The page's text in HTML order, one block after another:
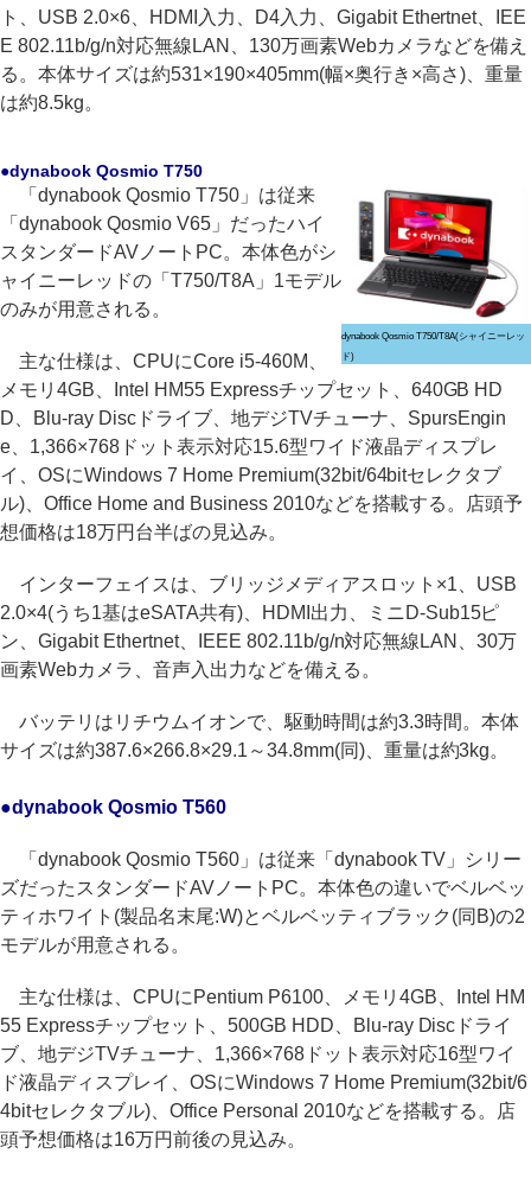
ト、USB 2.0×6、HDMI入力、D4入力、Gigabit Ethertnet、IEE
E 802.11b/g/n対応無線LAN、130万画素Webカメラなどを備え
る。本体サイズは約531×190×405mm(幅×奥行き×高さ)、重量
は約8.5kg。
●dynabook Qosmio T750
dynabook Qosmio T750/T8A(シャイニーレッ
ド)
「dynabook Qosmio T750」は従来
「dynabook Qosmio V65」だったハイ
スタンダードAVノートPC。本体色がシ
ャイニーレッドの「T750/T8A」1モデル
のみが用意される。
主な仕様は、CPUにCore i5-460M、
メモリ4GB、Intel HM55 Expressチップセット、640GB HD
D、Blu-ray Discドライブ、地デジTVチューナ、SpursEngin
e、1,366×768ドット表示対応15.6型ワイド液晶ディスプレ
イ、OSにWindows 7 Home Premium(32bit/64bitセレクタブ
ル)、Office Home and Business 2010などを搭載する。店頭予
想価格は18万円台半ばの見込み。
インターフェイスは、ブリッジメディアスロット×1、USB
2.0×4(うち1基はeSATA共有)、HDMI出力、ミニD-Sub15ピ
ン、Gigabit Ethertnet、IEEE 802.11b/g/n対応無線LAN、30万
画素Webカメラ、音声入出力などを備える。
バッテリはリチウムイオンで、駆動時間は約3.3時間。本体
サイズは約387.6×266.8×29.1～34.8mm(同)、重量は約3kg。
●dynabook Qosmio T560
「dynabook Qosmio T560」は従来「dynabook TV」シリー
ズだったスタンダードAVノートPC。本体色の違いでベルベッ
ティホワイト(製品名末尾:W)とベルベッティブラック(同B)の2
モデルが用意される。
主な仕様は、CPUにPentium P6100、メモリ4GB、Intel HM
55 Expressチップセット、500GB HDD、Blu-ray Discドライ
ブ、地デジTVチューナ、1,366×768ドット表示対応16型ワイ
ド液晶ディスプレイ、OSにWindows 7 Home Premium(32bit/6
4bitセレクタブル)、Office Personal 2010などを搭載する。店
頭予想価格は16万円前後の見込み。